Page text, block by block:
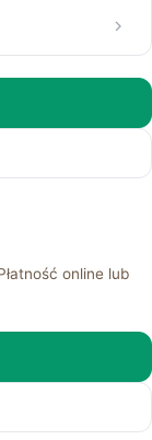
online lub